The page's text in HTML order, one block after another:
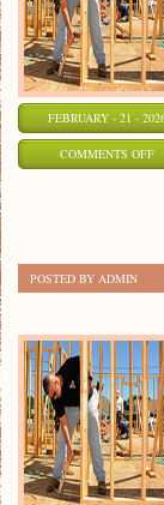
FEBRUARY - 21 -
COMMENTS OFFON
POSTED BY ADMIN